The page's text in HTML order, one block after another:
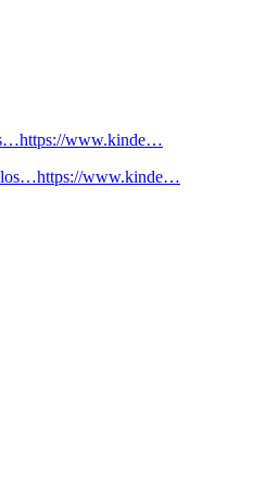
www.kinde…
www.kinde…